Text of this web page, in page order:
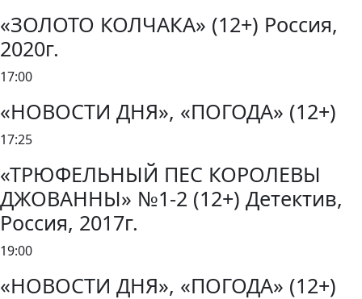
«ЗОЛОТО КОЛЧАКА» (12+) Россия,
2020г.
17:00
«НОВОСТИ ДНЯ», «ПОГОДА» (12+)
17:25
«ТРЮФЕЛЬНЫЙ ПЕС КОРОЛЕВЫ
ДЖОВАННЫ» №1-2 (12+) Детектив,
Россия, 2017г.
19:00
«НОВОСТИ ДНЯ», «ПОГОДА» (12+)